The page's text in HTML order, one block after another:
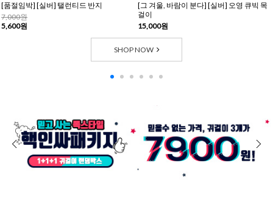
[품절임박] [실버] 탤런티드 반지
7,000원
5,600원
[그 겨울, 바람이 분다] [실버] 오영 큐빅 목
걸이
15,000원
SHOP NOW